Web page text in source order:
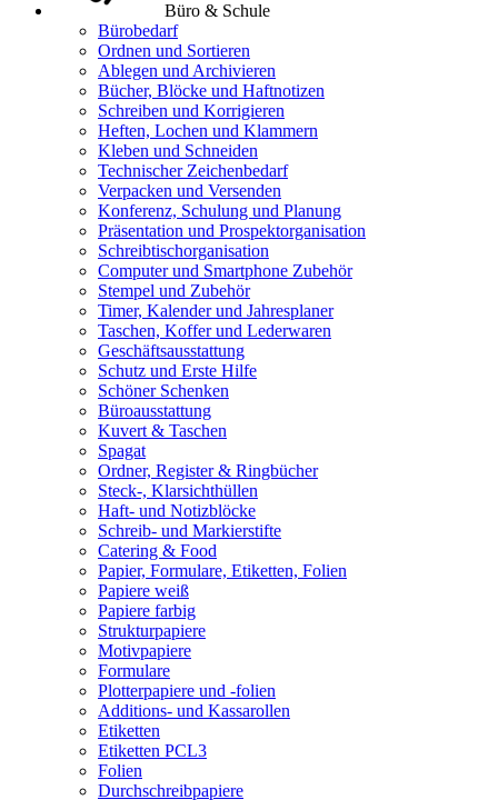
Büro & Schule
Bürobedarf
Ordnen und Sortieren
Ablegen und Archivieren
Bücher, Blöcke und Haftnotizen
Schreiben und Korrigieren
Heften, Lochen und Klammern
Kleben und Schneiden
Technischer Zeichenbedarf
Verpacken und Versenden
Konferenz, Schulung und Planung
Präsentation und Prospektorganisation
Schreibtischorganisation
Computer und Smartphone Zubehör
Stempel und Zubehör
Timer, Kalender und Jahresplaner
Taschen, Koffer und Lederwaren
Geschäftsausstattung
Schutz und Erste Hilfe
Schöner Schenken
Büroausstattung
Kuvert & Taschen
Spagat
Ordner, Register & Ringbücher
Steck-, Klarsichthüllen
Haft- und Notizblöcke
Schreib- und Markierstifte
Catering & Food
Papier, Formulare, Etiketten, Folien
Papiere weiß
Papiere farbig
Strukturpapiere
Motivpapiere
Formulare
Plotterpapiere und -folien
Additions- und Kassarollen
Etiketten
Etiketten PCL3
Folien
Durchschreibpapiere